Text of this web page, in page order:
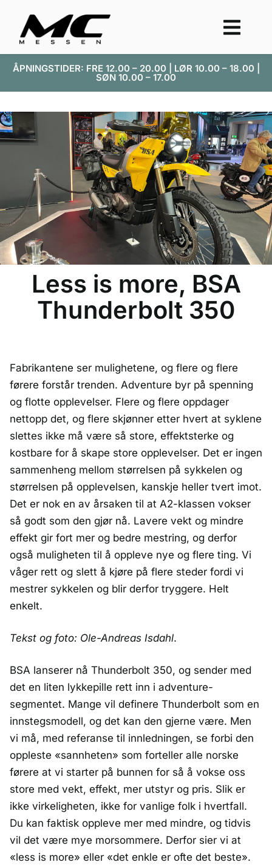
ÅPNINGSTIDER: FRE 12.00 – 20.00 | LØR 10.00 – 18.00 |
SØN 10.00 – 17.00
Less is more, BSA
Thunderbolt 350
Fabrikantene ser mulighetene, og flere og flere
førere forstår trenden. Adventure byr på spenning
og flotte opplevelser. Flere og flere oppdager
nettopp det, og flere skjønner etter hvert at syklene
slettes ikke må være så store, effektsterke og
kostbare for å skape store opplevelser. Det er ingen
sammenheng mellom størrelsen på sykkelen og
størrelsen på opplevelsen, kanskje heller tvert imot.
Det er nok en av årsaken til at A2-klassen vokser
så godt som den gjør nå. Lavere vekt og mindre
effekt gir fort mer og bedre mestring, og derfor
også muligheten til å oppleve nye og flere ting. Vi
våger rett og slett å kjøre på flere steder fordi vi
mestrer sykkelen og blir derfor tryggere. Helt
enkelt.
Tekst og foto: Ole-Andreas Isdahl.
BSA lanserer nå Thunderbolt 350, og sender med
det en liten lykkepille rett inn i adventure-
segmentet. Mange vil definere Thunderbolt som en
innstegsmodell, og det kan den gjerne være. Men
vi må, med referanse til innledningen, se forbi den
oppleste «sannheten» som forteller alle norske
førere at vi starter på bunnen for så å vokse oss
store med vekt, effekt, mer utstyr og pris. Slik er
ikke virkeligheten, ikke for vanlige folk i hvertfall.
Du kan faktisk oppleve mer med mindre, og tidvis
vil det være mye morsommere. Derfor sier vi at
«less is more» eller «det enkle er ofte det beste».